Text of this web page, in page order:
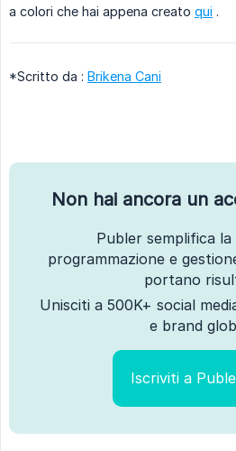
a colori che hai appena creato qui .
*Scritto da : Brikena Cani
Non hai ancora un
Publer semplifica
programmazione e
portano
Unisciti a 500K+ social
e brand
Iscriviti a